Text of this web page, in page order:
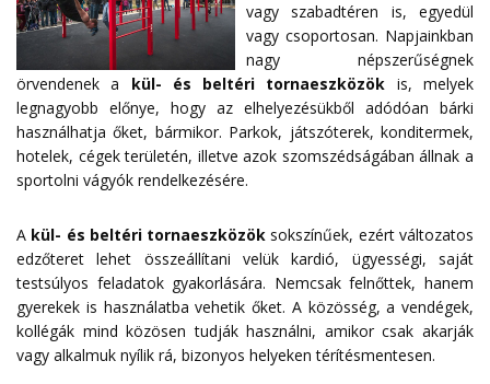
vagy szabadtéren is, egyedül
vagy csoportosan. Napjainkban
nagy népszerűségnek
örvendenek a kül- és beltéri tornaeszközök is, melyek
legnagyobb előnye, hogy az elhelyezésükből adódóan bárki
használhatja őket, bármikor. Parkok, játszóterek, konditermek,
hotelek, cégek területén, illetve azok szomszédságában állnak a
sportolni vágyók rendelkezésére.
A kül- és beltéri tornaeszközök sokszínűek, ezért változatos
edzőteret lehet összeállítani velük kardió, ügyességi, saját
testsúlyos feladatok gyakorlására. Nemcsak felnőttek, hanem
gyerekek is használatba vehetik őket. A közösség, a vendégek,
kollégák mind közösen tudják használni, amikor csak akarják
vagy alkalmuk nyílik rá, bizonyos helyeken térítésmentesen.